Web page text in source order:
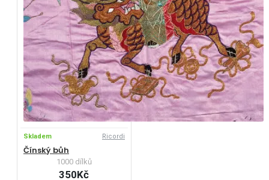
Skladem Ricordi
Čínský bůh
1000 dílků
350Kč